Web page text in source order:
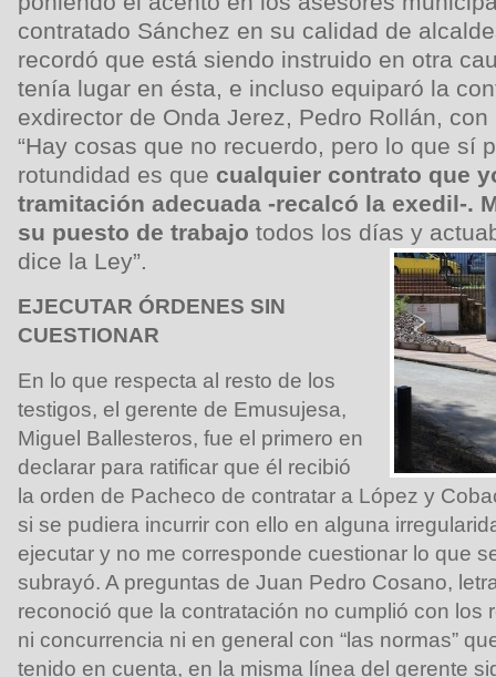
contratado Sánchez en su calidad de
recordó que está siendo instruido en otra
tenía lugar en ésta, e incluso equiparó la
exdirector de Onda Jerez, Pedro Rollán,
“Hay cosas que no recuerdo, pero lo que sí
rotundidad es que cualquier contrato que
tramitación adecuada -recalcó la exedil-.
su puesto de trabajo todos los días y
dice la Ley”.
EJECUTAR ÓRDENES SIN
CUESTIONAR
En lo que respecta al resto de los
testigos, el gerente de Emusujesa,
Miguel Ballesteros, fue el primero en
declarar para ratificar que él recibió
la orden de Pacheco de contratar a López y
si se pudiera incurrir con ello en alguna
ejecutar y no me corresponde cuestionar lo que
subrayó. A preguntas de Juan Pedro Cosano,
reconoció que la contratación no cumplió con los
ni concurrencia ni en general con “las normas”
tenido en cuenta, en la misma línea del gerente